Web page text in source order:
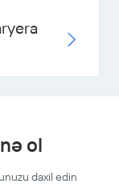
ol
daxil edin